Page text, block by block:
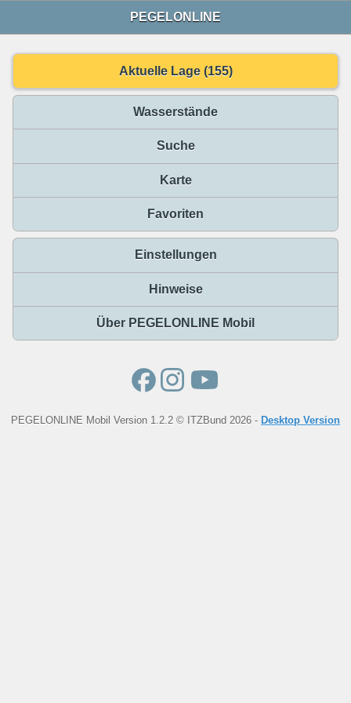
PEGELONLINE
Aktuelle Lage (155)
Wasserstände
Suche
Karte
Favoriten
Einstellungen
Hinweise
Über PEGELONLINE Mobil
PEGELONLINE Mobil Version 1.2.2 © ITZBund 2026 - Desktop Version